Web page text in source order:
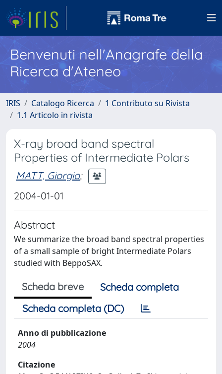
Benvenuti nell'Anagrafe della
Ricerca d'Ateneo
IRIS Catalogo Ricerca
1 Contributo su Rivista
1.1 Articolo in rivista
X-ray broad band spectral
Properties of Intermediate Polars
MATT, Giorgio;
2004-01-01
Abstract
We summarize the broad band spectral properties
of a small sample of bright Intermediate Polars
studied with BeppoSAX.
Scheda breve
Scheda completa
Scheda completa (DC)
Anno di pubblicazione
2004
Citazione